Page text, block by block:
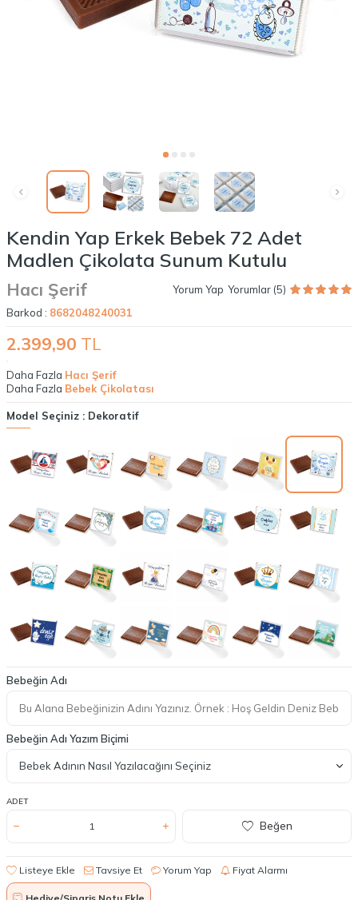
Kendin Yap Erkek Bebek 72 Adet
Madlen Çikolata Sunum Kutulu
Hacı Şerif Yorum Yap Yorumlar (5)
Barkod : 8682048240031
2.399,90 TL
Daha Fazla Hacı Şerif
Daha Fazla Bebek Çikolatası
Model Seçiniz : Dekoratif
Bebeğin Adı
Bebeğin Adı Yazım Biçimi
ADET
Beğen
Listeye Ekle Tavsiye Et Yorum Yap Fiyat Alarmı